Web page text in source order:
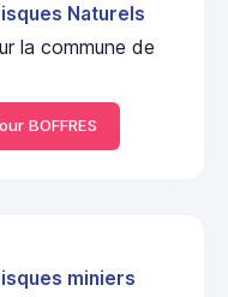
Naturels
la commune de
BOFFRES
miniers